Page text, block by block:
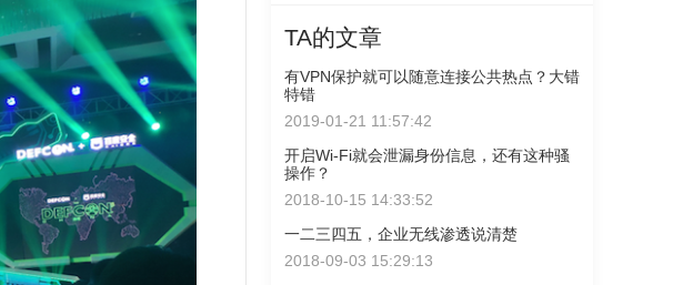
TA的文章
有VPN保护就可以随意连接公共热点？大错
特错
2019-01-21 11:57:42
开启Wi-Fi就会泄漏身份信息，还有这种骚
操作？
2018-10-15 14:33:52
一二三四五，企业无线渗透说清楚
2018-09-03 15:29:13